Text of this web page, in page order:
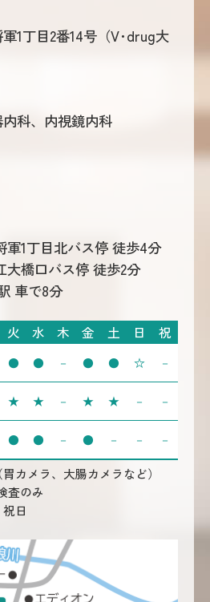
1丁目2番14号（V･drug大
科、内視鏡内科
軍1丁目北バス停 徒歩4分
大橋口バス停 徒歩2分
車で8分
カメラ、大腸カメラなど）
査のみ
日
火 水 木 金 土 日 祝
● ● － ● ● ☆ －
★ ★ － ★ ★ － －
● ● － ● － － －